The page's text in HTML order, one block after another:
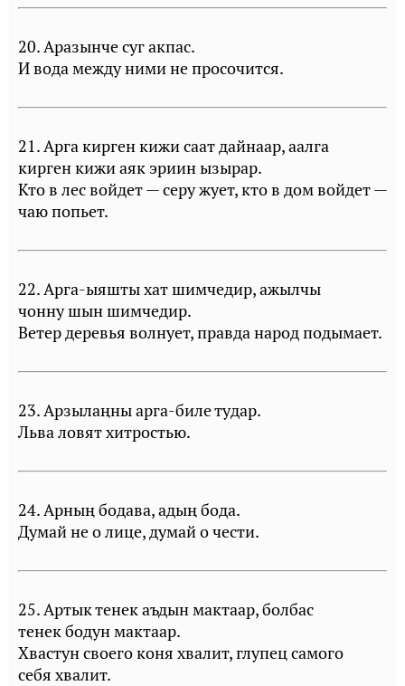
20. Аразынче суг акпас.
И вода между ними не просочится.
21. Арга кирген кижи саат дайнаар, аалга
кирген кижи аяк эриин ызырар.
Кто в лес войдет — серу жует, кто в дом войдет —
чаю попьет.
22. Арга-ыяшты хат шимчедир, ажылчы
чонну шын шимчедир.
Ветер деревья волнует, правда народ подымает.
23. Арзылаңны арга-биле тудар.
Льва ловят хитростью.
24. Арның бодава, адың бода.
Думай не о лице, думай о чести.
25. Артык тенек аъдын мактаар, болбас
тенек бодун мактаар.
Хвастун своего коня хвалит, глупец самого
себя хвалит.